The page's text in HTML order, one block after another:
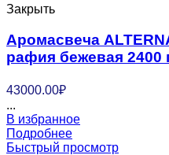
Закрыть
Аромасвеча
рафия бежевая 2400
43000.00₽
...
В избранное
Подробнее
Быстрый просмотр